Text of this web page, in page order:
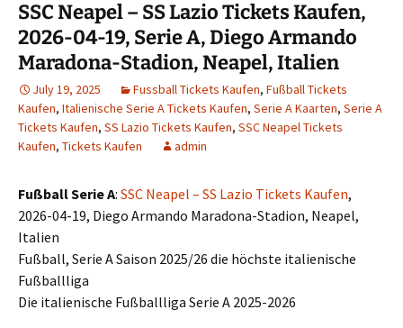
SSC Neapel – SS Lazio Tickets Kaufen,
2026-04-19, Serie A, Diego Armando
Maradona-Stadion, Neapel, Italien
July 19, 2025 Fussball Tickets Kaufen, Fußball Tickets
Kaufen, Italienische Serie A Tickets Kaufen, Serie A Kaarten, Serie A
Tickets Kaufen, SS Lazio Tickets Kaufen, SSC Neapel Tickets
Kaufen, Tickets Kaufen admin
Fußball Serie A: SSC Neapel – SS Lazio Tickets Kaufen,
2026-04-19, Diego Armando Maradona-Stadion, Neapel,
Italien
Fußball, Serie A Saison 2025/26 die höchste italienische
Fußballliga
Die italienische Fußballliga Serie A 2025-2026